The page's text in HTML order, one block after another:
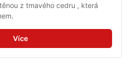
z tmavého cedru , která
Více